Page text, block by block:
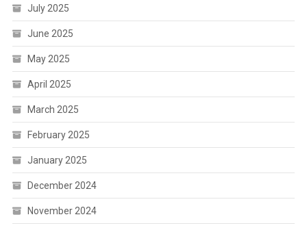
July 2025
June 2025
May 2025
April 2025
March 2025
February 2025
January 2025
December 2024
November 2024